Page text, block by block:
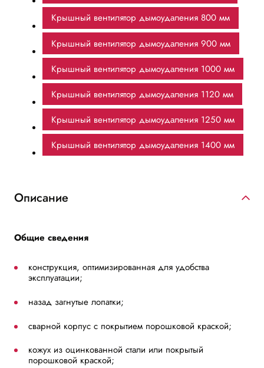
Крышный вентилятор дымоудаления 800 мм
Крышный вентилятор дымоудаления 900 мм
Крышный вентилятор дымоудаления 1000 мм
Крышный вентилятор дымоудаления 1120 мм
Крышный вентилятор дымоудаления 1250 мм
Крышный вентилятор дымоудаления 1400 мм
Описание
Общие сведения
конструкция, оптимизированная для удобства
эксплуатации;
назад загнутые лопатки;
сварной корпус с покрытием порошковой краской;
кожух из оцинкованной стали или покрытый
порошковой краской;